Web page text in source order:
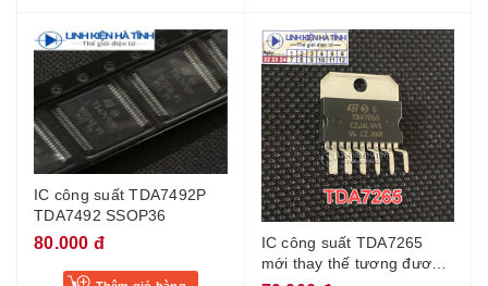
IC công suất TDA7492P
TDA7492 SSOP36
80.000 đ
IC công suất TDA7265
mới thay thế tương đương